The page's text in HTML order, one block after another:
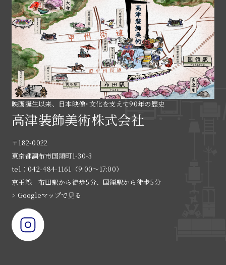
映画誕生以来、日本映像･文化を支えて90年の歴史
高津装飾美術株式会社
〒182-0022
東京都調布市国領町1-30-3
tel：042-484-1161（9:00〜17:00）
京王線 布田駅から徒歩5分、国領駅から徒歩5分
> Googleマップで見る